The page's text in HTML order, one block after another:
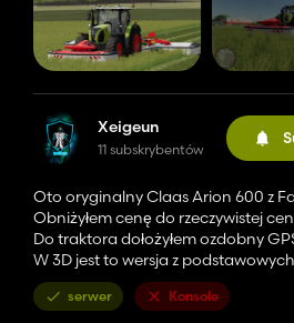
Xeigeun
11 subskrybentów
Oto oryginalny Claas Arion 600 z
Obniżyłem cenę do rzeczywistej
Do traktora dołożyłem ozdobny
W 3D jest to wersja z
serwer Konsole